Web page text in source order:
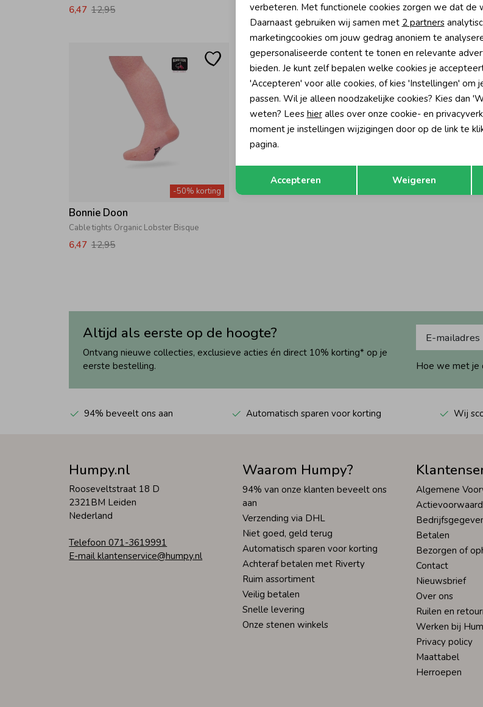
6,47 12,95 5,97 11,95 7,47 14,95
-50% korting
Bonnie Doon
Cable tights Organic Lobster Bisque
6,47 12,95
Altijd als eerste op de hoogte?
Ontvang nieuwe collecties, exclusieve acties én direct 10% korting* op je
eerste bestelling.
Hoe we met je
94% beveelt ons aan Automatisch sparen voor korting Wij
Humpy.nl
Rooseveltstraat 18 D
2321BM Leiden
Nederland
Telefoon 071-3619991
E-mail klantenservice@humpy.nl
Waarom Humpy?
94% van onze klanten beveelt ons
aan
Verzending via DHL
Niet goed, geld terug
Automatisch sparen voor korting
Achteraf betalen met Riverty
Ruim assortiment
Veilig betalen
Snelle levering
Onze stenen winkels
Algemene
Betalen
Bezorgen of
Contact
Nieuwsbrief
Over ons
Ruilen en
Werken bij
Privacy policy
Maattabel
Herroepen
Analytische cookies Marketing
verbeteren. Met functionele cookies zorgen we dat de
Daarnaast gebruiken wij samen met 2 partners
marketingcookies om jouw gedrag anoniem te
gepersonaliseerde content te tonen en relevante
bieden. Je kunt zelf bepalen welke cookies je
'Accepteren' voor alle cookies, of kies 'Instellingen' om
passen. Wil je alleen noodzakelijke cookies? Kies dan
weten? Lees hieralles over onze cookie- en
moment je instellingen wijzigingen door op de link te
pagina.
Accepteren Weigeren